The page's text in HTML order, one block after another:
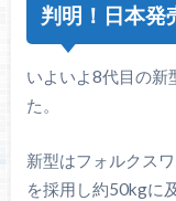
判明！日本
いよいよ8代目の新
た。
新型はフォルクス
を採用し約50kgに